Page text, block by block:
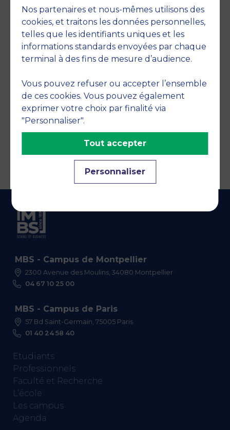
Engagements
MBS - Campus de Montpellier
2300 Avenue des Moulins, 34080 Montpellier
04 67 10 25 00
MBS - Campus de Paris
57 Bd Saint-Germain, 75005 Paris
01 40 24 58 40
Etudiants
Professionnels
Faculté et Recherche
L’école
Les campus
Agenda
Nos partenaires et nous-mêmes utilisons des
cookies, et traitons les données personnelles,
telles que les identifiants uniques et les
informations standards envoyées par chaque
terminal à des fins de mesure d’audience.
Vous pouvez refuser ou accepter l’ensemble
de ces cookies. Vous pouvez également
exprimer votre choix par finalité via
"Personnaliser".
Personnaliser
Tout accepter